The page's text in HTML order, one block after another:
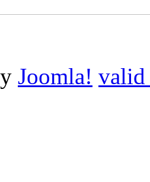
Joomla!